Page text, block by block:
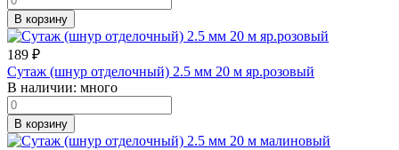
В корзину
189 ₽
Сутаж (шнур отделочный) 2.5 мм 20 м яр.розовый
В наличии: много
В корзину